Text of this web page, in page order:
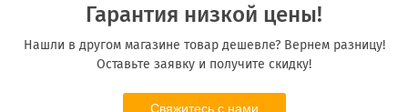
Гарантия низкой цены!
Нашли в другом магазине товар дешевле? Вернем разницу!
Оставьте заявку и получите скидку!
Свяжитесь с нами